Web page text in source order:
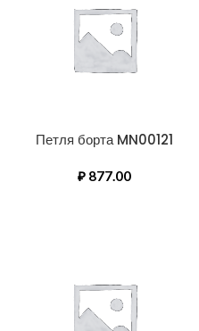
Петля борта MN00121
₽ 877.00